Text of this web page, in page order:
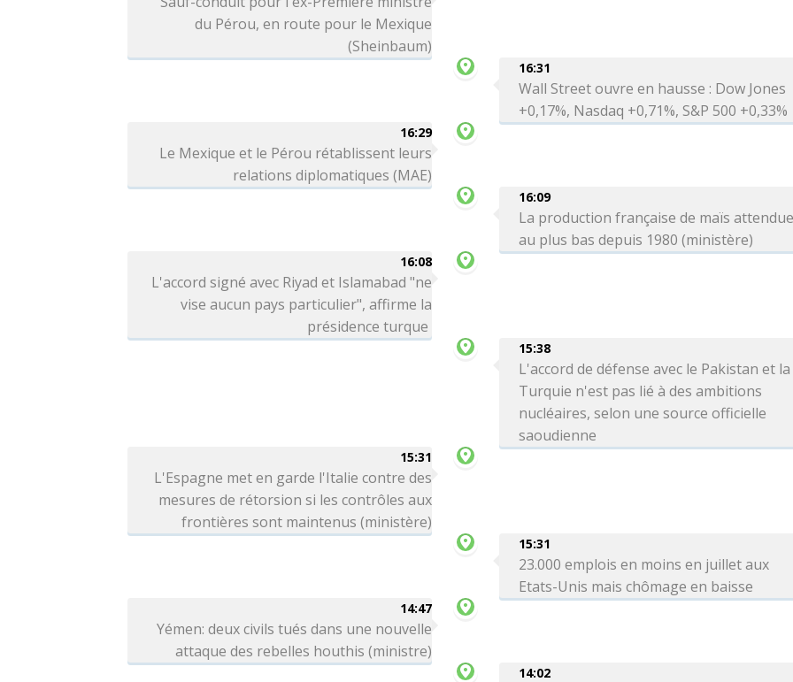
du Pérou, en route pour le Mexique
(Sheinbaum)
16:31
Wall Street ouvre en hausse : Dow Jones
+0,17%, Nasdaq +0,71%, S&P 500 +0,33%
16:29
Le Mexique et le Pérou rétablissent leurs
relations diplomatiques (MAE)
16:09
La production française de maïs
au plus bas depuis 1980 (ministère)
16:08
L'accord signé avec Riyad et Islamabad "ne
vise aucun pays particulier", affirme la
présidence turque
15:38
L'accord de défense avec le Pakistan et la
Turquie n'est pas lié à des ambitions
nucléaires, selon une source officielle
saoudienne
15:31
L'Espagne met en garde l'Italie contre des
mesures de rétorsion si les contrôles aux
frontières sont maintenus (ministère)
15:31
23.000 emplois en moins en juillet aux
Etats-Unis mais chômage en baisse
14:47
Yémen: deux civils tués dans une nouvelle
attaque des rebelles houthis (ministre)
14:02